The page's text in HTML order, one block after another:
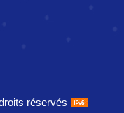
réservés